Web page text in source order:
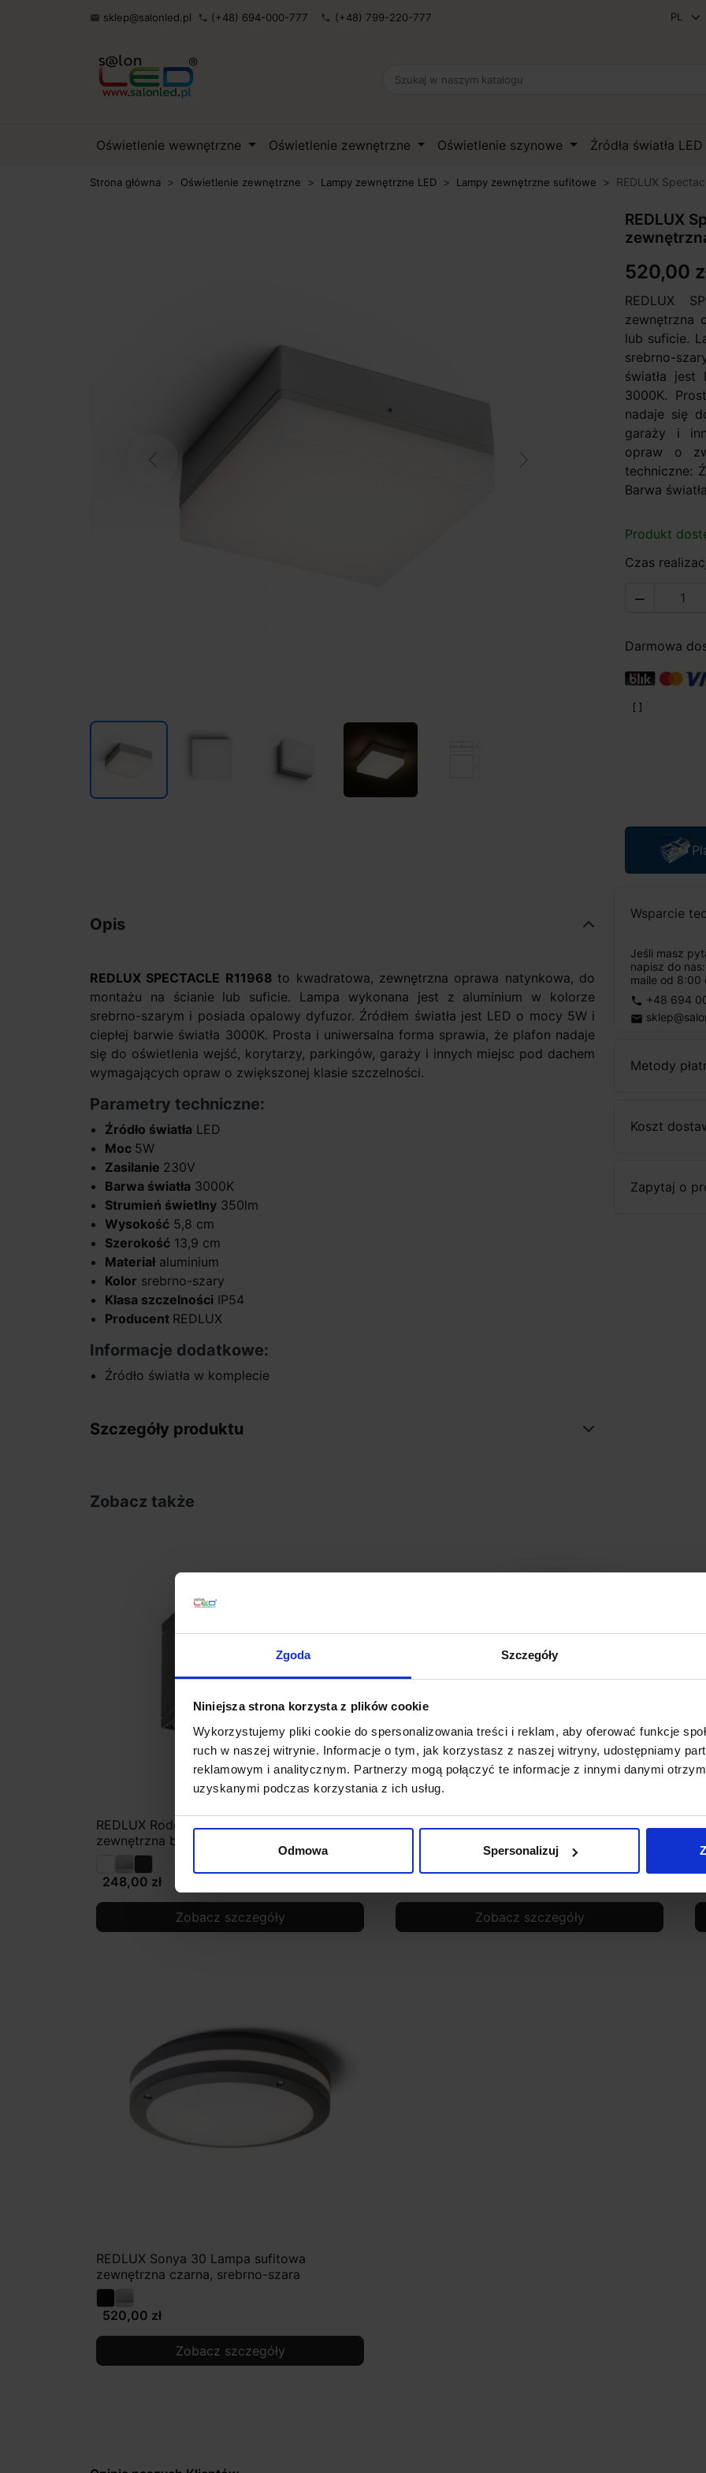
Zgoda Szczegóły
Niniejsza strona korzysta z plików cookie
Wykorzystujemy pliki cookie do spersonalizowania treści i reklam, aby oferować funkcje
ruch w naszej witrynie. Informacje o tym, jak korzystasz z naszej witryny, udostępniamy
reklamowym i analitycznym. Partnerzy mogą połączyć te informacje z innymi danymi
uzyskanymi podczas korzystania z ich usług.
Odmowa Spersonalizuj
 sklep@salonled.pl phone (+48) 694-000-777 phone (+48) 799-220-777
Oświetlenie wewnętrzne Oświetlenie zewnętrzne Oświetlenie szynowe Źródła światła LED
Strona główna Oświetlenie zewnętrzne Lampy zewnętrzne LED Lampy zewnętrzne sufitowe REDLUX
REDLUX
520,00
REDLUX
zewnętrzna
lub suficie.
srebrno-
światła jest
3000K.
nadaje się
garaży i
opraw o
techniczne:
Barwa
Produkt
Czas

Darmowa
Wsparcie
Jeśli masz
napisz do
maile od 8:00
phone +48 694
email
Metody
Koszt
Zapytaj o
Opis
REDLUX SPECTACLE R11968 to kwadratowa, zewnętrzna oprawa natynkowa, do
montażu na ścianie lub suficie. Lampa wykonana jest z aluminium w kolorze
srebrno-szarym i posiada opalowy dyfuzor. Źródłem światła jest LED o mocy 5W i
ciepłej barwie światła 3000K. Prosta i uniwersalna forma sprawia, że plafon nadaje
się do oświetlenia wejść, korytarzy, parkingów, garaży i innych miejsc pod dachem
wymagających opraw o zwiększonej klasie szczelności.
Parametry techniczne:
Źródło światła LED
Moc 5W
Zasilanie 230V
Barwa światła 3000K
Strumień świetlny 350lm
Wysokość 5,8 cm
Szerokość 13,9 cm
Materiał aluminium
Kolor srebrno-szary
Klasa szczelności IP54
Producent REDLUX
Informacje dodatkowe:
Źródło światła w komplecie
Szczegóły produktu
Zobacz także
REDLUX Rodge Oprawa sufitowa
zewnętrzna biała, antracyt, szara
248,00 zł
Zobacz szczegóły
REDLUX Sammy Oprawa sufitowa
Zobacz szczegóły
REDLUX Sonya 30 Lampa sufitowa
zewnętrzna czarna, srebrno-szara
520,00 zł
Zobacz szczegóły